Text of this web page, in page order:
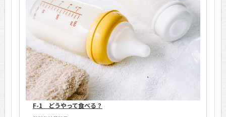
F-1 どうやって食べる？